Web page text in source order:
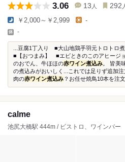
3.06 13 人 292
￥2,000～￥2,999 -
-
...豆腐1丁入り ■大山地鶏手羽元トロトロ
■【おつまみ】 ■エビときのこのアヒージ
のおでん、牛ほほの赤ワイン煮込み 。 皆美
の煮込みがおいしく...これでは足りず追加
肉の赤ワイン煮込み ？お任せ焼鳥10本を注
calme
池尻大橋駅 444m / ビストロ、ワインバー